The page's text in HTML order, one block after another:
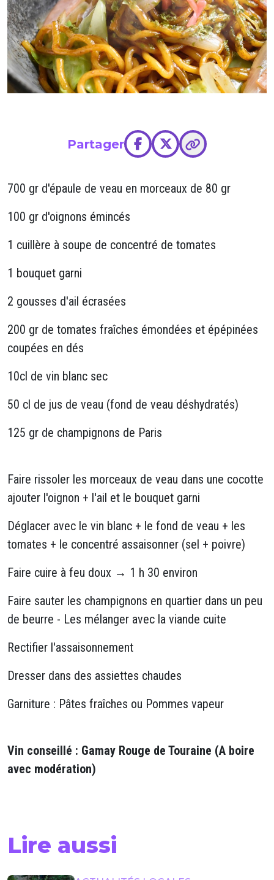
Partager
700 gr d'épaule de veau en morceaux de 80 gr
100 gr d'oignons émincés
1 cuillère à soupe de concentré de tomates
1 bouquet garni
2 gousses d'ail écrasées
200 gr de tomates fraîches émondées et épépinées
coupées en dés
10cl de vin blanc sec
50 cl de jus de veau (fond de veau déshydratés)
125 gr de champignons de Paris
Faire rissoler les morceaux de veau dans une cocotte
ajouter l'oignon + l'ail et le bouquet garni
Déglacer avec le vin blanc + le fond de veau + les
tomates + le concentré assaisonner (sel + poivre)
Faire cuire à feu doux → 1 h 30 environ
Faire sauter les champignons en quartier dans un peu
de beurre - Les mélanger avec la viande cuite
Rectifier l'assaisonnement
Dresser dans des assiettes chaudes
Garniture : Pâtes fraîches ou Pommes vapeur
Vin conseillé : Gamay Rouge de Touraine (A boire
avec modération)
Lire aussi